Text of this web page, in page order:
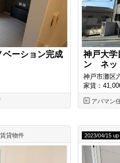
ーション完成
神戸大
ン ネ
神戸市灘区
家賃：
アパマン
貸物件 2023/04/15 up